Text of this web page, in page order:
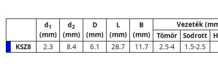
d1
(mm)
d2
(mm)
D
(mm)
L
(mm)
B
(mm)
Vezeték
Tömör
Sodrott
KSZ8
2.3 8.4 6.1 28.7 11.7 2.5-4 1.5-2.5